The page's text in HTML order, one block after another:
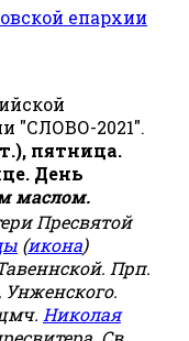
епархии
"СЛОВО-2021".
пятница.
День
маслом.
Пресвятой
(икона)
Прп.
Унженского.
Николая